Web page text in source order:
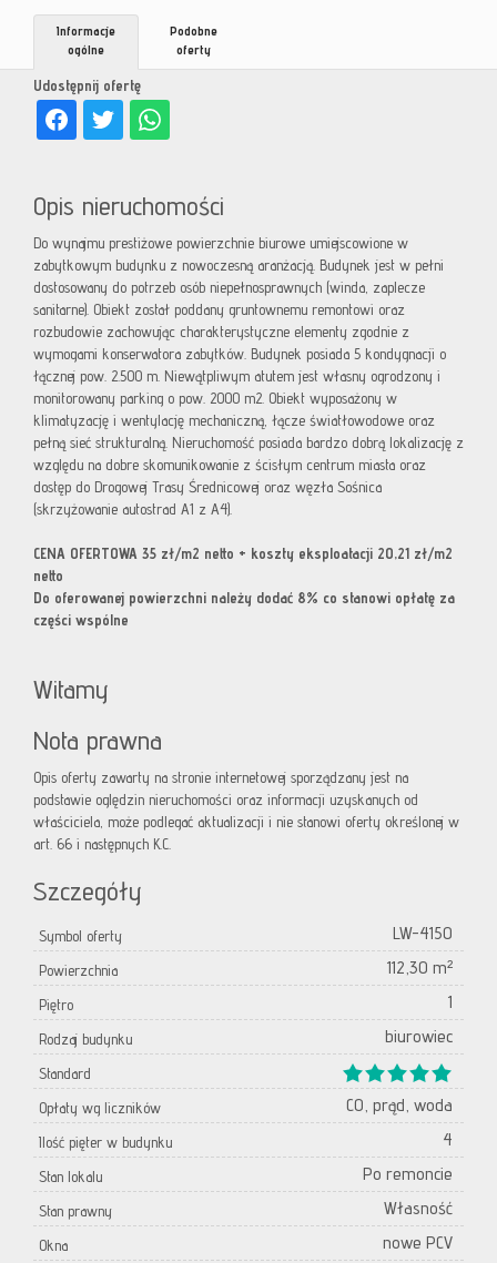
Udostępnij ofertę
Informacje
ogólne
Podobne
oferty
Opis nieruchomości
Do wynajmu prestiżowe powierzchnie biurowe umiejscowione w
zabytkowym budynku z nowoczesną aranżacją. Budynek jest w pełni
dostosowany do potrzeb osób niepełnosprawnych (winda, zaplecze
sanitarne). Obiekt został poddany gruntownemu remontowi oraz
rozbudowie zachowując charakterystyczne elementy zgodnie z
wymogami konserwatora zabytków. Budynek posiada 5 kondygnacji o
łącznej pow. 2.500 m. Niewątpliwym atutem jest własny ogrodzony i
monitorowany parking o pow. 2000 m2. Obiekt wyposażony w
klimatyzację i wentylację mechaniczną, łącze światłowodowe oraz
pełną sieć strukturalną. Nieruchomość posiada bardzo dobrą lokalizację z
względu na dobre skomunikowanie z ścisłym centrum miasta oraz
dostęp do Drogowej Trasy Średnicowej oraz węzła Sośnica
(skrzyżowanie autostrad A1 z A4).
CENA OFERTOWA 35 zł/m2 netto + koszty eksploatacji 20,21 zł/m2
netto
Do oferowanej powierzchni należy dodać 8% co stanowi opłatę za
części wspólne
Witamy
Nota prawna
Opis oferty zawarty na stronie internetowej sporządzany jest na
podstawie oględzin nieruchomości oraz informacji uzyskanych od
właściciela, może podlegać aktualizacji i nie stanowi oferty określonej w
art. 66 i następnych K.C.
Szczegóły
Symbol oferty LW-4150
Powierzchnia 112,30 m²
Piętro 1
Rodzaj budynku biurowiec
Standard
Opłaty wg liczników
CO, prąd, woda
Ilość pięter w budynku 4
Stan lokalu Po remoncie
Stan prawny Własność
Okna nowe PCV